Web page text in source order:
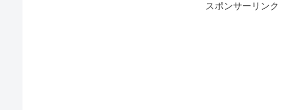
スポンサーリンク